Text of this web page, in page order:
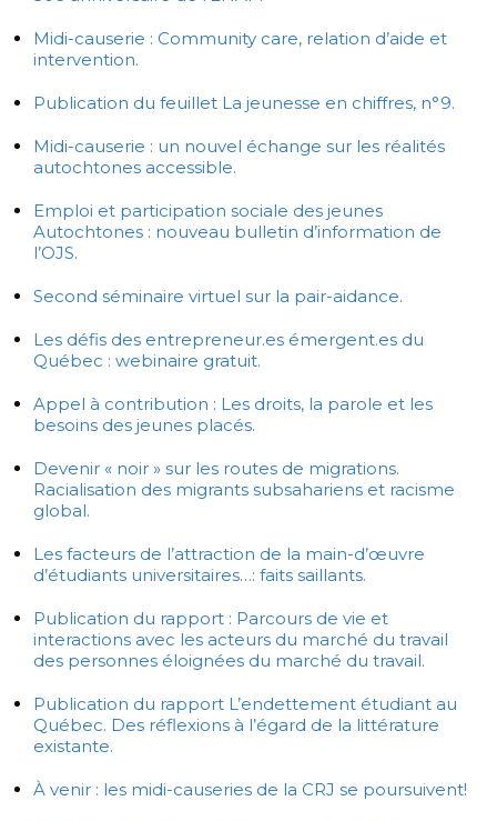
Midi-causerie : Community care, relation d’aide et
intervention.
Publication du feuillet La jeunesse en chiffres, n°9.
Midi-causerie : un nouvel échange sur les réalités
autochtones accessible.
Emploi et participation sociale des jeunes
Autochtones : nouveau bulletin d’information de
l’OJS.
Second séminaire virtuel sur la pair-aidance.
Les défis des entrepreneur.es émergent.es du
Québec : webinaire gratuit.
Appel à contribution : Les droits, la parole et les
besoins des jeunes placés.
Devenir « noir » sur les routes de migrations.
Racialisation des migrants subsahariens et racisme
global.
Les facteurs de l’attraction de la main-d’œuvre
d’étudiants universitaires…: faits saillants.
Publication du rapport : Parcours de vie et
interactions avec les acteurs du marché du travail
des personnes éloignées du marché du travail.
Publication du rapport L’endettement étudiant au
Québec. Des réflexions à l’égard de la littérature
existante.
À venir : les midi-causeries de la CRJ se poursuivent!